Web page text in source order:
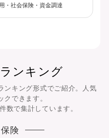
・社会保険・資金調達
ンキング
ンキング形式でご紹介。人気
クできます。
数で集計しています。
険